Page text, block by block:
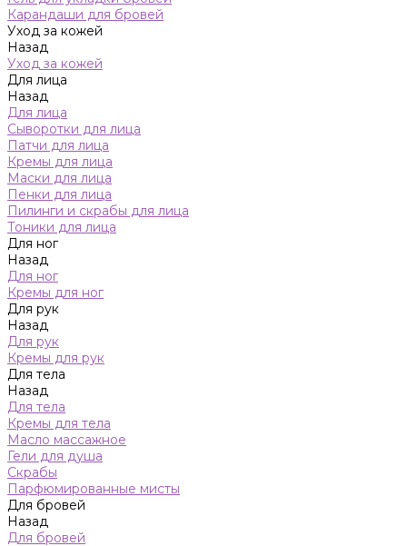
Карандаши для бровей
Уход за кожей
Назад
Уход за кожей
Для лица
Назад
Для лица
Сыворотки для лица
Патчи для лица
Кремы для лица
Маски для лица
Пенки для лица
Пилинги и скрабы для лица
Тоники для лица
Для ног
Назад
Для ног
Кремы для ног
Для рук
Назад
Для рук
Кремы для рук
Для тела
Назад
Для тела
Кремы для тела
Масло массажное
Гели для душа
Скрабы
Парфюмированные мисты
Для бровей
Назад
Для бровей